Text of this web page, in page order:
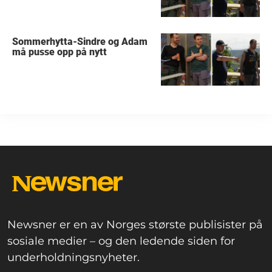
Sommerhytta-Sindre og Adam
må pusse opp på nytt
Newsner er en av Norges største publisister på
sosiale medier – og den ledende siden for
underholdningsnyheter.